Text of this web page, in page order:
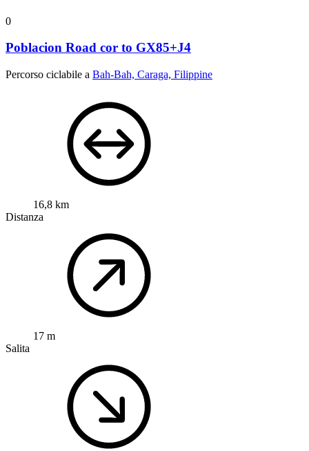
0
Poblacion Road cor to GX85+J4
Percorso ciclabile a Bah-Bah, Caraga, Filippine
16,8 km
Distanza
17 m
Salita